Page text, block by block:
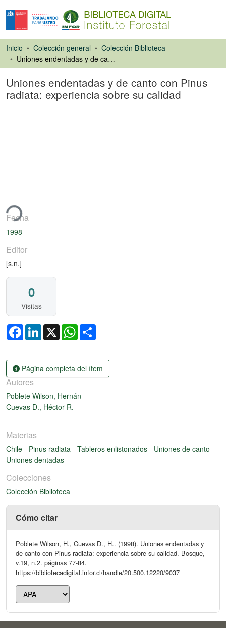
Inicio Colección general
Colección Biblioteca
Uniones endentadas y de canto con Pinus radiata: experiencia sobre su calidad
Uniones endentadas y de canto con Pinus
radiata: experiencia sobre su calidad
Fecha
1998
Editor
[s.n.]
0
Visitas
FacebookLinkedIn
X WhatsApp
Página completa del ítem
Autores
Poblete Wilson, Hernán
Cuevas D., Héctor R.
Materias
Chile - Pinus radiata - Tableros enlistonados - Uniones de canto -
Uniones dentadas
Colecciones
Colección Biblioteca
Cómo citar
Poblete Wilson, H., Cuevas D., H.. (1998). Uniones endentadas y
de canto con Pinus radiata: experiencia sobre su calidad. Bosque,
v.19, n.2. páginas 77-84.
https://bibliotecadigital.infor.cl/handle/20.500.12220/9037